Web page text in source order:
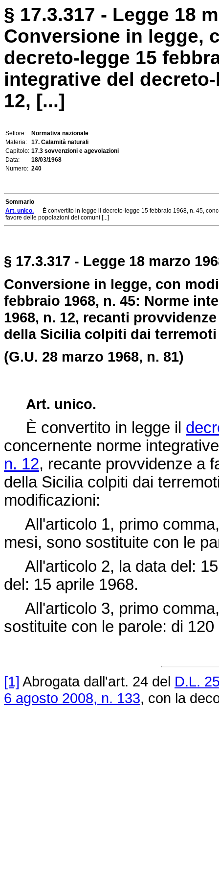
§ 17.3.317 - Legge 18
Conversione in legge,
decreto-legge 15
integrative del
12, [...]
Settore:
Normativa nazionale
Materia:
17. Calamità naturali
Capitolo: 17.3 sovvenzioni e agevolazioni
Data:
18/03/1968
Numero: 240
Sommario
Art. unico. È convertito in legge il decreto-legge 15 febbraio 1968, n. 45,
favore delle popolazioni dei comuni [...]
§ 17.3.317 - Legge 18 marzo
Conversione in legge, con
febbraio 1968, n. 45: Norme
1968, n. 12, recanti
della Sicilia colpiti dai
(G.U. 28 marzo 1968, n. 81)
Art. unico.
È convertito in legge il
concernente norme
n. 12, recante provvidenze a
della Sicilia colpiti dai
modificazioni:
All'articolo 1, primo
mesi, sono sostituite con le
All'articolo 2, la data del:
del: 15 aprile 1968.
All'articolo 3, primo
sostituite con le parole: di 120
[1] Abrogata dall'art. 24 del D.L.
6 agosto 2008, n. 133, con la